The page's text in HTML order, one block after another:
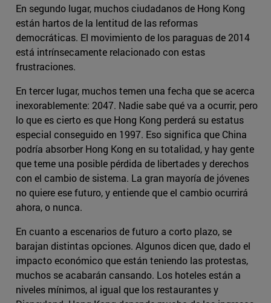
En segundo lugar, muchos ciudadanos de Hong Kong
están hartos de la lentitud de las reformas
democráticas. El movimiento de los paraguas de 2014
está intrínsecamente relacionado con estas
frustraciones.
En tercer lugar, muchos temen una fecha que se acerca
inexorablemente: 2047. Nadie sabe qué va a ocurrir, pero
lo que es cierto es que Hong Kong perderá su estatus
especial conseguido en 1997. Eso significa que China
podría absorber Hong Kong en su totalidad, y hay gente
que teme una posible pérdida de libertades y derechos
con el cambio de sistema. La gran mayoría de jóvenes
no quiere ese futuro, y entiende que el cambio ocurrirá
ahora, o nunca.
En cuanto a escenarios de futuro a corto plazo, se
barajan distintas opciones. Algunos dicen que, dado el
impacto económico que están teniendo las protestas,
muchos se acabarán cansando. Los hoteles están a
niveles mínimos, al igual que los restaurantes y